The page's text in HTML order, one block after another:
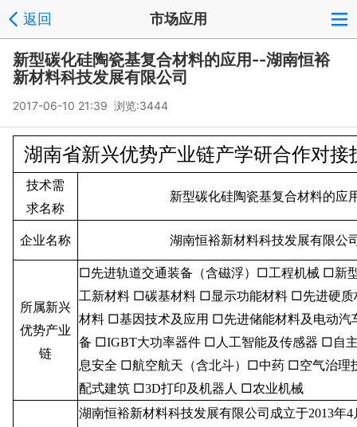
返回 市场应用
新型碳化硅陶瓷基复合材料的应用--湖南恒裕
新材料科技发展有限公司
2017-06-10 21:39 浏览:3444
湖南省新兴优势产业链产学研合作对接
技术需
求名称
新型碳化硅陶瓷基复合材料的应
企业名称 湖南恒裕新材料科技发展有限公
所属新兴
优势产业
链
□先进轨道交通装备（含磁浮）□工程机械 □新
工新材料 □碳基材料 □显示功能材料 □先进硬
材料 □基因技术及应用 □先进储能材料及电动汽
备 □IGBT大功率器件 □人工智能及传感器 □自
息安全 □航空航天（含北斗）□中药 □空气治理
配式建筑 □3D打印及机器人 □农业机械
湖南恒裕新材料科技发展有限公司成立于2013年4